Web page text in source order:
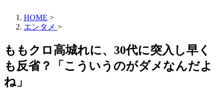
HOME >
エンタメ >
ももクロ高城れに、30代に突入し早く
も反省？「こういうのがダメなんだよ
ね」